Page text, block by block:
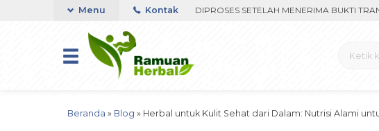
ORDER VIA WHATSAPP. PENGIRIMAN DIPROSES SETELAH MENERIMA BUKTI
Menu Kontak
Beranda » Blog » Herbal untuk Kulit Sehat dari Dalam: Nutrisi Alami